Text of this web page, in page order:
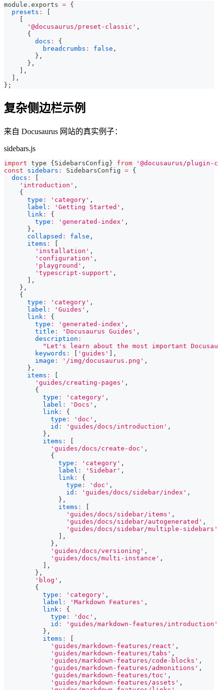
module . exports = {
presets :
[
[
'@docusaurus/preset-classic' ,
{
docs :
{
breadcrumbs : false ,
} ,
} ,
] ,
] ,
} ;
复杂侧边栏示例
来自 Docusaurus 网站的真实例子：
sidebars.js
import type { SidebarsConfig } from
'@docusaurus/
const
sidebars : SidebarsConfig = {
docs :
'introduction' ,
{
type : 'category' ,
label : 'Getting Started' ,
link :
{
type : 'generated-index' ,
} ,
collapsed : false ,
items :
'installation' ,
'configuration' ,
'playground' ,
'typescript-support' ,
,
} ,
{
type : 'category' ,
label : 'Guides' ,
link :
{
type : 'generated-index' ,
title : 'Docusaurus Guides' ,
description :
"Let's learn about the most important
keywords : 'guides'
,
image : '/img/docusaurus.png' ,
} ,
items :
'guides/creating-pages' ,
{
type : 'category' ,
label : 'Docs' ,
link :
{
type : 'doc' ,
id : 'guides/docs/introduction' ,
} ,
items :
'guides/docs/create-doc' ,
{
type : 'category' ,
label : 'Sidebar' ,
link :
{
type : 'doc' ,
id : 'guides/docs/sidebar/index' ,
} ,
items :
'guides/docs/sidebar/items' ,
'guides/docs/sidebar/autogenerated' ,
'guides/docs/sidebar/multiple-sidebars'
,
} ,
'guides/docs/versioning' ,
'guides/docs/multi-instance' ,
,
} ,
'blog' ,
{
type : 'category' ,
label : 'Markdown Features' ,
link :
{
type : 'doc' ,
id :
'guides/markdown-features/introduction'
} ,
items :
'guides/markdown-features/react' ,
'guides/markdown-features/tabs' ,
'guides/markdown-features/code-blocks' ,
'guides/markdown-features/admonitions' ,
'guides/markdown-features/toc' ,
'guides/markdown-features/assets' ,